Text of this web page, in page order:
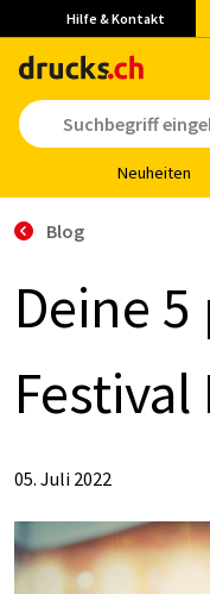
Hilfe & Kontakt
Neu­hei­ten
Blog
Dei­ne
05. Juli 2022